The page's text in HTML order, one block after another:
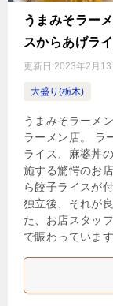
うまみそラー
スからあげラ
更新日:2023年2月13
大盛り(栃木)
うまみそラーメ
ラーメン店。 ラ
ライス、麻婆丼
施する驚愕のお
ら餃子ライスが
独立後、それが
た、お店スタッ
で賑わっています